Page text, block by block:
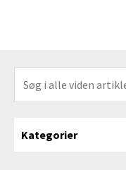
Kategorier